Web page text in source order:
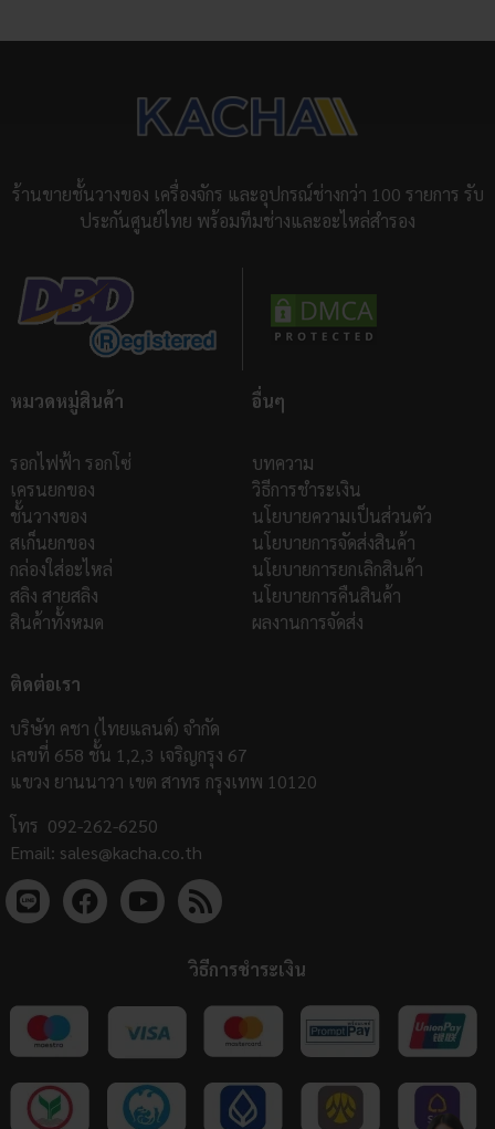
ร้านขายชั้นวางของ เครื่องจักร และอุปกรณ์ช่างกว่า 100 รายการ รับ
ประกันศูนย์ไทย พร้อมทีมช่างและอะไหล่สำรอง
หมวดหมู่สินค้า
รอกไฟฟ้า รอกโซ่
เครนยกของ
ชั้นวางของ
สเก็นยกของ
กล่องใส่อะไหล่
สลิง สายสลิง
สินค้าทั้งหมด
อื่นๆ
บทความ
วิธีการชำระเงิน
นโยบายความเป็นส่วนตัว
นโยบายการจัดส่งสินค้า
นโยบายการยกเลิกสินค้า
นโยบายการคืนสินค้า
ผลงานการจัดส่ง
ติดต่อเรา
บริษัท คชา (ไทยแลนด์) จำกัด
เลขที่ 658 ชั้น 1,2,3 เจริญกรุง 67
แขวง ยานนาวา เขต สาทร กรุงเทพ 10120
โทร 092-262-6250
Email: sales@kacha.co.th
วิธีการชำระเงิน